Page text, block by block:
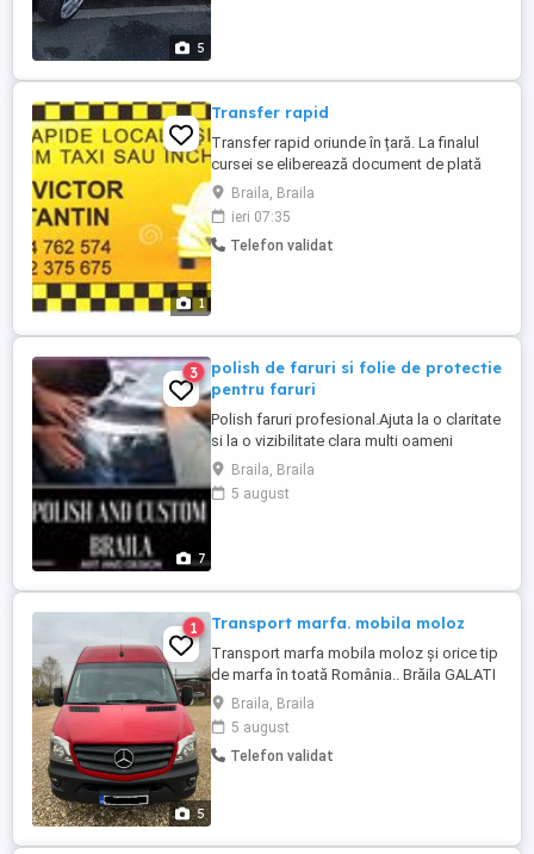
5
1
Transfer rapid
Transfer rapid oriunde în țară. La finalul
cursei se eliberează document de plată
pentru decontarea călătoriei. Pentru detalii
și rezervări sunați la numărul de telefon:
Braila, Braila
ieri 07:35
Telefon validat
7
3
polish de faruri si folie de protectie
pentru faruri
Polish faruri profesional.Ajuta la o claritate
si la o vizibilitate clara multi oameni
cunpara becuri mai puternice crezand ca
asa va lumina mai bine farurile nu e acolo
cauza ci din cauza matuiri.Folie de
Braila, Braila
5 august
5
1 Transport marfa. mobila moloz
Transport marfa mobila moloz și orice tip
de marfa în toată România.. Brăila GALATI
BUZAU BUCUREȘTI RÂMNICU VÂLCEA
PITEȘTI SIBIU. etc
Braila, Braila
5 august
Telefon validat